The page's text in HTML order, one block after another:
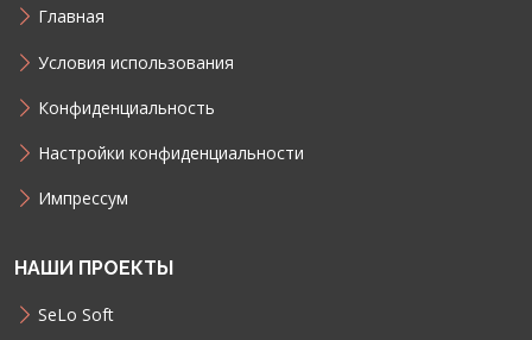
Главная
Условия использования
Конфиденциальность
Настройки конфиденциальности
Импрессум
НАШИ ПРОЕКТЫ
SeLo Soft